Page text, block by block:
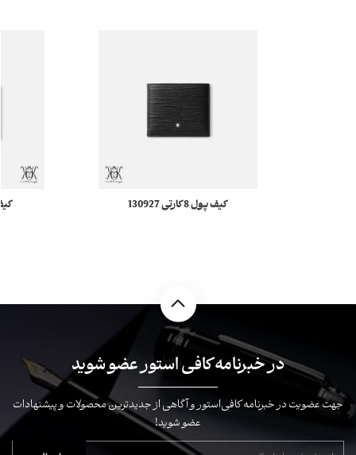
کیف پول 8 کارتی 130927
در خبرنامه کافی استور عضو شوید
جهت عضویت در خبرنامه کافی‌استور و آگاهی از جدیدترین محصولات و پیشنهادات
عضو شوید!